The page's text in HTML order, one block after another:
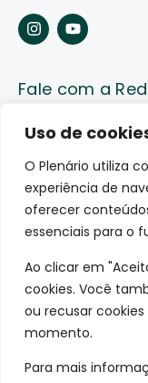
Uso de
O Plenário utiliza
experiência de
oferecer
essenciais para o
Ao clicar em
cookies. Você
ou recusar
momento.
Para mais
Fale com a
Av. Lauro Sodré,
CEP: 76801-289
© 2026 O Plenário.